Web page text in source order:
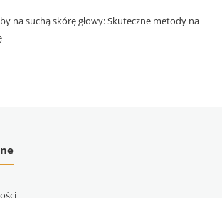
na suchą skórę głowy: Skuteczne metody na